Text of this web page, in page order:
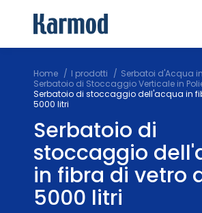
Home I prodotti
Serbatoi d'Acqua
Serbatoio di Stoccaggio Verticale in
Serbatoio di stoccaggio dell'acqua in
5000 litri
Serbatoio di
stoccaggio
in fibra di vetro
5000 litri